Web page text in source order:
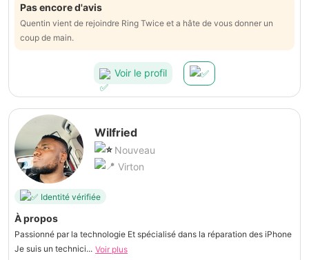
Pas encore d'avis
Quentin vient de rejoindre Ring Twice et a hâte de vous donner un
coup de main.
Voir le profil
Wilfried
Nouveau
Virton
Identité vérifiée
À propos
Passionné par la technologie Et spécialisé dans la réparation des iPhone
Je suis un technici... Voir plus